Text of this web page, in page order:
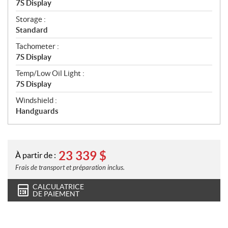
7S Display
Storage :
Standard
Tachometer :
7S Display
Temp/Low Oil Light :
7S Display
Windshield :
Handguards
À partir de : 23 339 $
Frais de transport et préparation inclus.
CALCULATRICE
DE PAIEMENT